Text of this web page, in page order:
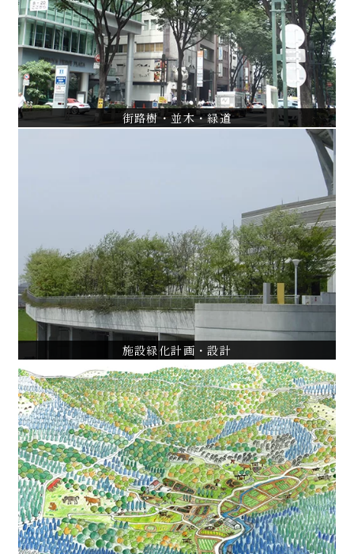
街路樹・並木・緑道
立川市根川縁道調査・設計・監理
中杉通りケヤキ並木保護管理計画
VIEW ALL
施設緑化計画・設計
都立松沢病院環境整備計画・設計・管理監修
日本工業大学環境整備コンサルティング
パークシティ浜田山ランドスケープ計画・植栽管理指導
VIEW ALL
都市・地域計画
横浜市神奈川区緑の活用調査
山形県飯豊町道の駅物産館周辺土地利用基本構想
ツシマヤマネコと共生する地域社会づくり
VIEW ALL